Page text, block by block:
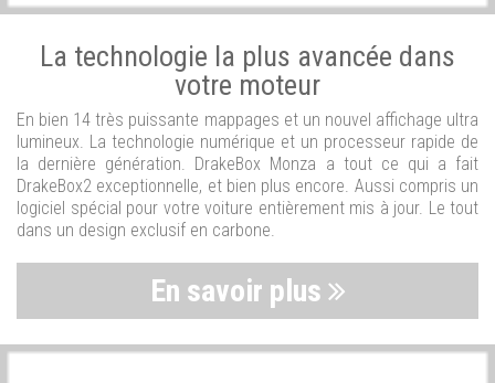
La technologie la plus avancée dans
votre moteur
En bien 14 très puissante mappages et un nouvel affichage ultra
lumineux. La technologie numérique et un processeur rapide de
la dernière génération. DrakeBox Monza a tout ce qui a fait
DrakeBox2 exceptionnelle, et bien plus encore. Aussi compris un
logiciel spécial pour votre voiture entièrement mis à jour. Le tout
dans un design exclusif en carbone.
En savoir plus